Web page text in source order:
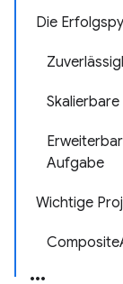
Die
Aufgabe
Wichtige